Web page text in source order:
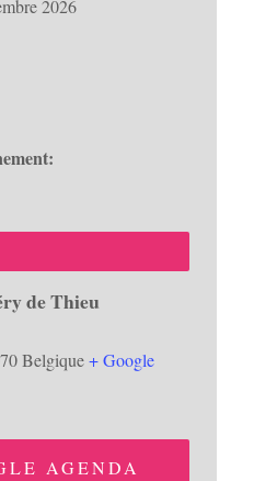
2026
de Thieu
Belgique+ Google
AGENDA